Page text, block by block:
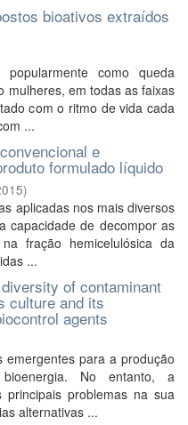
bioativos extraídos
como queda
mulheres, em todas as faixas
com o ritmo de vida cada
...
e
formulado líquido
)
aplicadas nos mais diversos
capacidade de decompor as
fração hemicelulósica da
...
of contaminant
culture and its
agents
emergentes para a produção
No entanto, a
problemas na sua
alternativas ...